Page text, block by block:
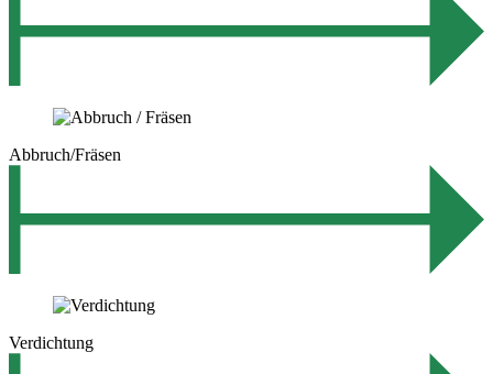
Abbruch/Fräsen
Verdichtung